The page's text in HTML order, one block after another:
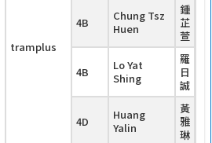
tramplus
4B
Chung Tsz
Huen
鍾
芷
萱
4B
Lo Yat
Shing
羅
日
誠
4D
Huang
Yalin
黃
雅
琳